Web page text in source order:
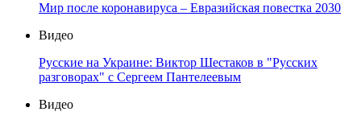
Мир после коронавируса – Евразийская повестка 2030
Видео
Русские на Украине: Виктор Шестаков в "Русских
разговорах" с Сергеем Пантелеевым
Видео